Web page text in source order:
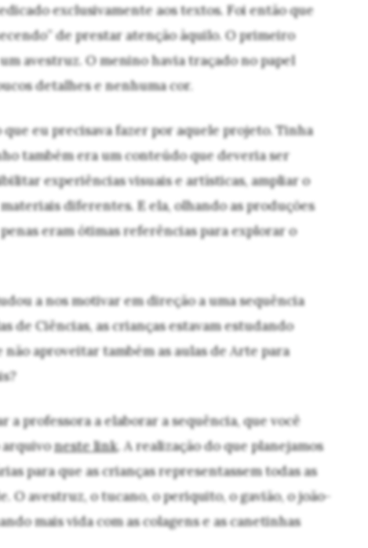
exclusivamente aos textos. Foi então que
de prestar atenção àquilo. O primeiro
avestruz. O menino havia traçado no papel
detalhes e nenhuma cor.
eu precisava fazer por aquele projeto. Tinha
também era um conteúdo que deveria ser
experiências visuais e artísticas, ampliar o
diferentes. E ela, olhando as produções
eram ótimas referências para explorar o
a nos motivar em direção a uma sequência
de Ciências, as crianças estavam estudando
aproveitar também as aulas de Arte para
a professora a elaborar a sequência, que você
arquivoneste link. A realização do que planejamos
para que as crianças representassem todas as
O avestruz, o tucano, o periquito, o gavião, o joão-
mais vida com as colagens e as canetinhas